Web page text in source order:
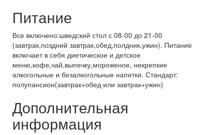
Питание
Все включено:шведский стол с 08-00 до 21-00
(завтрак,поздний завтрак,обед,полдник,ужин). Питание
включает в себя диетическое и детское
меню,кофе,чай,выпечку,мороженое, некрепкие
алкогольные и безалкогольные напитки. Стандарт:
полупансион(завтрак+обед или завтрак+ужин)
Дополнительная
информация